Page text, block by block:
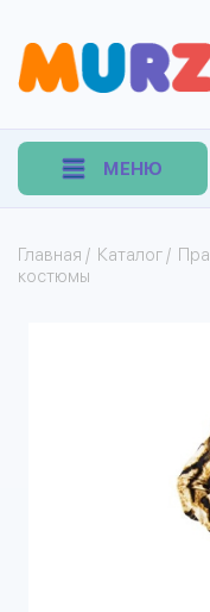
МЕНЮ
Главная / Каталог /
костюмы